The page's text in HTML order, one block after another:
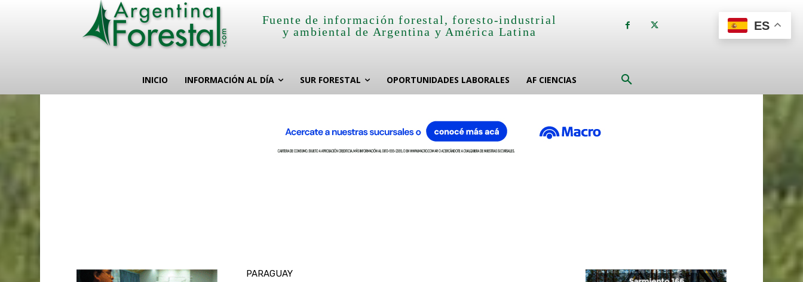
Fuente de información forestal, foresto-industrial
y ambiental de Argentina y América Latina
INICIO INFORMACIÓN AL DÍA SUR FORESTAL OPORTUNIDADES LABORALES AF CIENCIAS
PARAGUAY
ES